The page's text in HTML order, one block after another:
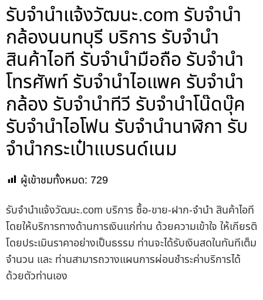
รับจํานําแจ้งวัฒนะ.com รับจำนำ
กล้องนนทบุรี บริการ รับจำนำ
สินค้าไอที รับจำนำมือถือ รับจำนำ
โทรศัพท์ รับจำนำไอแพค รับจำนำ
กล้อง รับจำนำทีวี รับจำนำโน๊ดบุ๊ค
รับจำนำไอโฟน รับจำนำนาฬิกา รับ
จำนำกระเป๋าแบรนด์เนม
ผู้เข้าชมทั้งหมด: 729
รับจํานําแจ้งวัฒนะ.com บริการ ซื้อ-ขาย-ฝาก-จำนำ สินค้าไอที
โดยให้บริการทางด้านการเงินแก่ท่าน ด้วยความเข้าใจ ให้เกียรติ
โดยประเมินราคาอย่างเป็นธรรม ท่านจะได้รับเงินสดในทันทีเต็ม
จำนวน และ ท่านสามารถวางแผนการผ่อนชำระค่าบริการได้
ด้วยตัวท่านเอง